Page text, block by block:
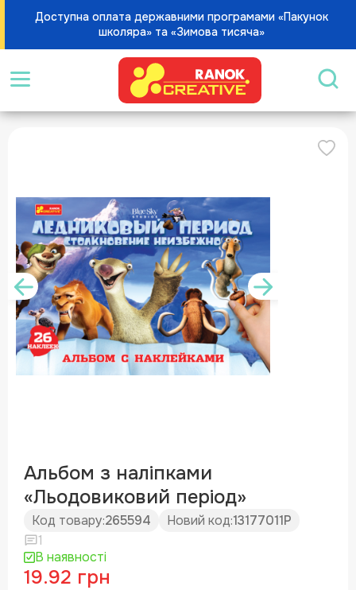
Доступна оплата державними програмами «Пакунок
школяра» та «Зимова тисяча»
Альбом з наліпками
«Льодовиковий період»
Код товару:265594 Новий код:13177011Р
1
В наявності
19.92 грн